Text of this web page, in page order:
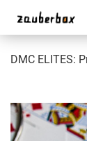
DMC ELITES: